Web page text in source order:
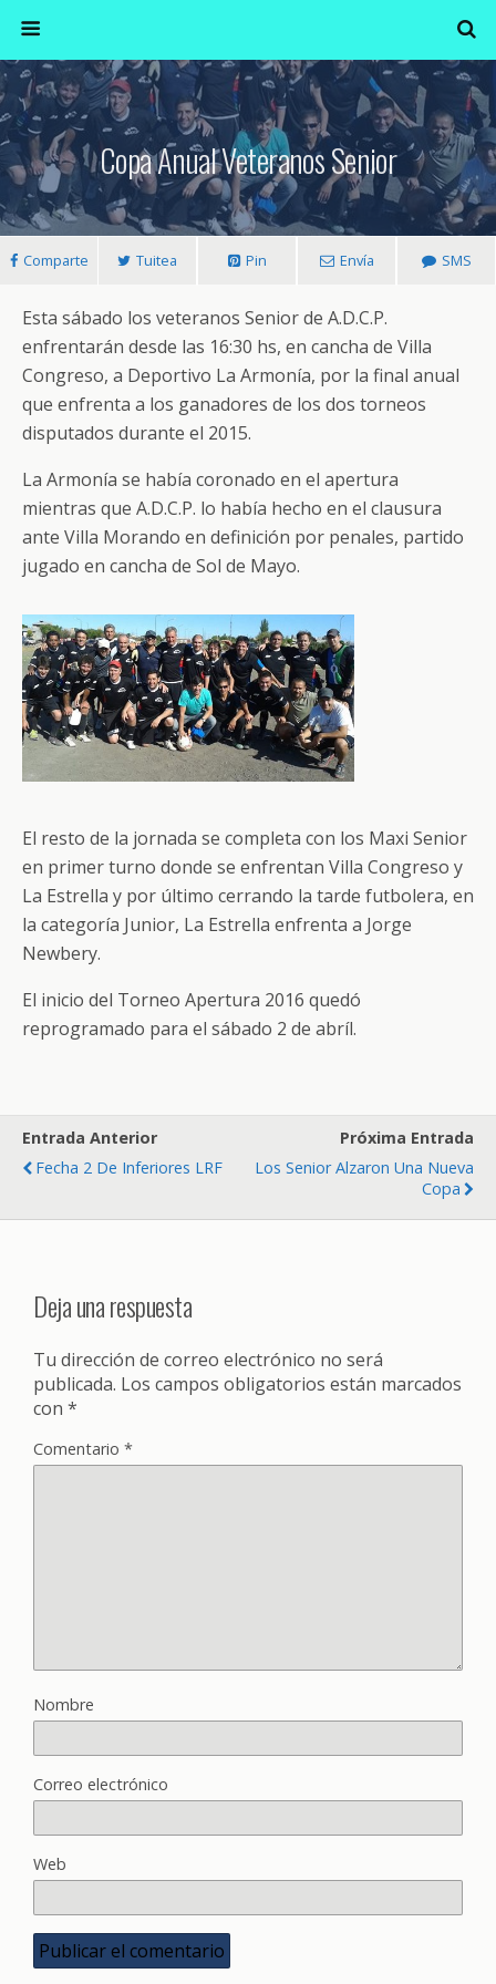
Copa Anual Veteranos Senior
Comparte Tuitea Pin Envía SMS
Esta sábado los veteranos Senior de A.D.C.P.
enfrentarán desde las 16:30 hs, en cancha de Villa
Congreso, a Deportivo La Armonía, por la final anual
que enfrenta a los ganadores de los dos torneos
disputados durante el 2015.
La Armonía se había coronado en el apertura
mientras que A.D.C.P. lo había hecho en el clausura
ante Villa Morando en definición por penales, partido
jugado en cancha de Sol de Mayo.
El resto de la jornada se completa con los Maxi Senior
en primer turno donde se enfrentan Villa Congreso y
La Estrella y por último cerrando la tarde futbolera, en
la categoría Junior, La Estrella enfrenta a Jorge
Newbery.
El inicio del Torneo Apertura 2016 quedó
reprogramado para el sábado 2 de abríl.
Entrada Anterior
Fecha 2 De Inferiores LRF
Próxima Entrada
Los Senior Alzaron Una Nueva
Copa
Deja una respuesta
Tu dirección de correo electrónico no será
publicada. Los campos obligatorios están marcados
con *
Comentario *
Nombre
Correo electrónico
Web